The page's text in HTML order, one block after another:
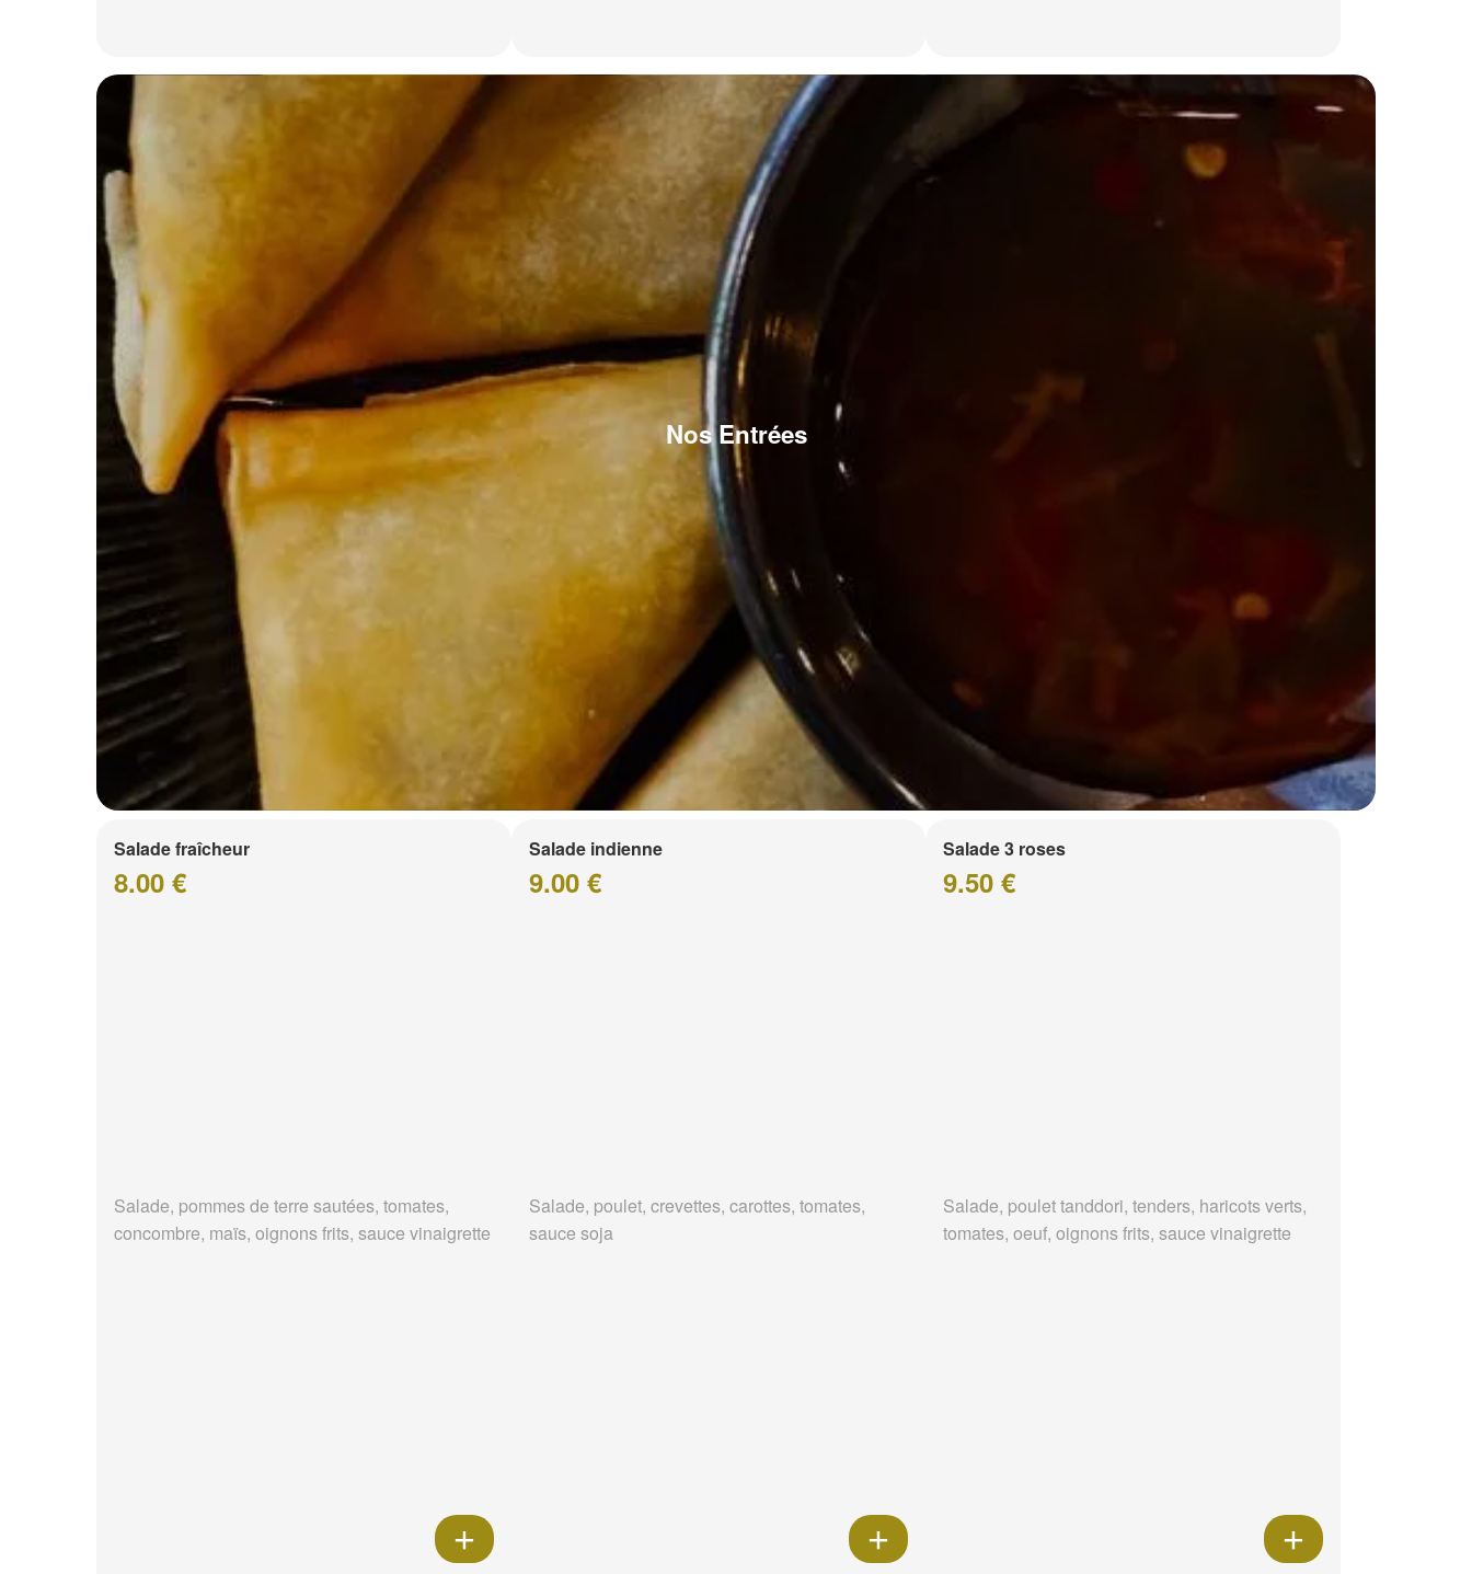
Nos Entrées
Salade fraîcheur
8.00 €
Salade, pommes de terre sautées, tomates,
concombre, maïs, oignons frits, sauce vinaigrette
Salade indienne
9.00 €
Salade, poulet, crevettes, carottes, tomates,
sauce soja
Salade 3 roses
9.50 €
Salade, poulet tanddori, tenders, haricots verts,
tomates, oeuf, oignons frits, sauce vinaigrette